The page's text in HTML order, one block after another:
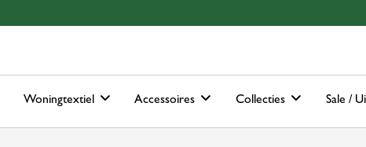
Woningtextiel Accessoires Collecties Sale /